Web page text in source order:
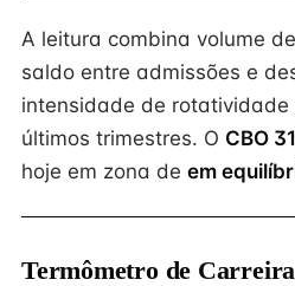
A leitura combina volume
saldo entre admissões e
intensidade de rotatividade
últimos trimestres. O CBO
hoje em zona de em
Termômetro de Carreira